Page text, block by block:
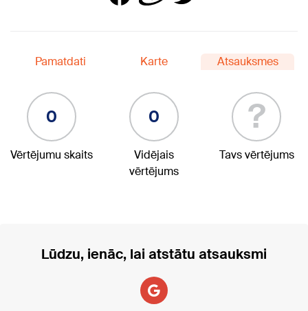
Pamatdati Karte Atsauksmes
0
Vērtējumu skaits
0
Vidējais
vērtējums
?
Tavs vērtējums
Lūdzu, ienāc, lai atstātu atsauksmi